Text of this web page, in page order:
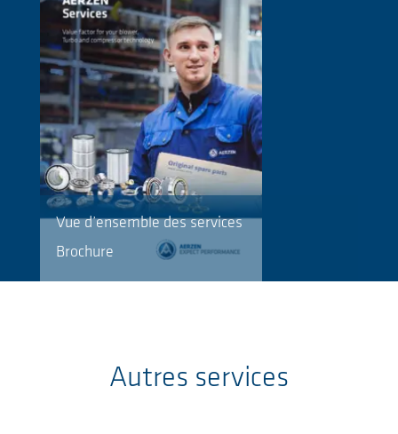
Vue d’ensemble des services
Brochure
Autres services